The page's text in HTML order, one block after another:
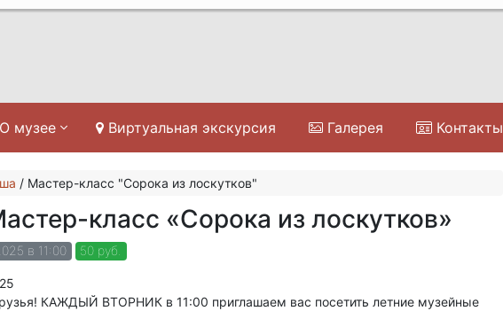
О музее Виртуальная экскурсия Галерея Контакты
/ Мастер-класс "Сорока из лоскутков"
класс «Сорока из лоскутков»
в 11:00 50 руб.
КАЖДЫЙ ВТОРНИК в 11:00 приглашаем вас посетить летние музейные